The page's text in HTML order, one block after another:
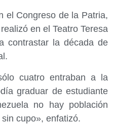
el Congreso de la Patria,
en el Teatro Teresa
contrastar la década de
cuatro entraban a la
graduar de estudiante
no hay población
cupo», enfatizó.